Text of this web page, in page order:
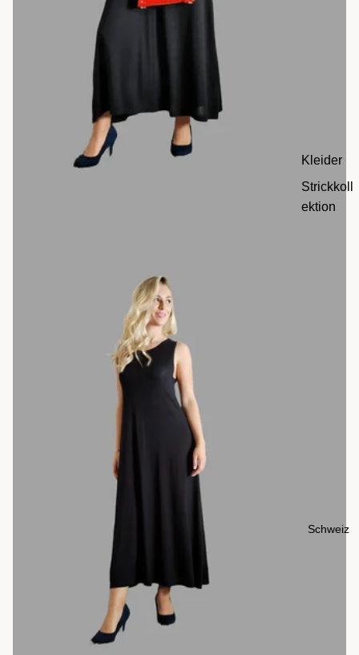
Kleider
Strickkoll
ektion
Schweiz